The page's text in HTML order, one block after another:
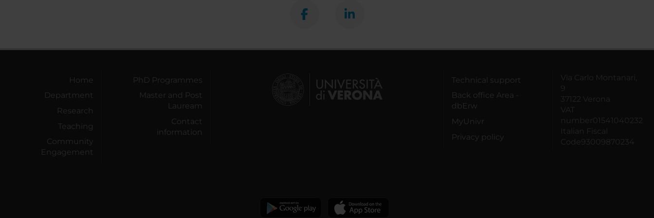
Home
Department
Research
Teaching
Community
Engagement
PhD Programmes
Master and Post
Lauream
Contact
information
Technical support
Back office Area -
dbErw
MyUnivr
Privacy policy
Via Carlo Montanari,
9
37122 Verona
VAT
number01541040232
Italian Fiscal
Code93009870234